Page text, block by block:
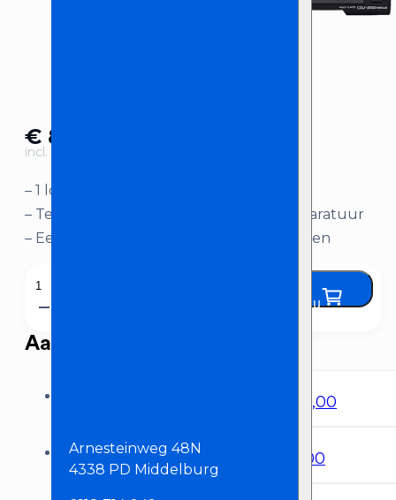
Arnesteinweg 48N
4338 PD Middelburg
€ 85,00
incl. BTW
– 1 losse CD-speler
– Te gebruiken met andere Pioneer apparatuur
– Eenvoudig te vervoeren en aan te sluiten
Pioneer
CDJ2000
NXS
aantal
Huur nu
Aanbevolen producten
40,00
8,00